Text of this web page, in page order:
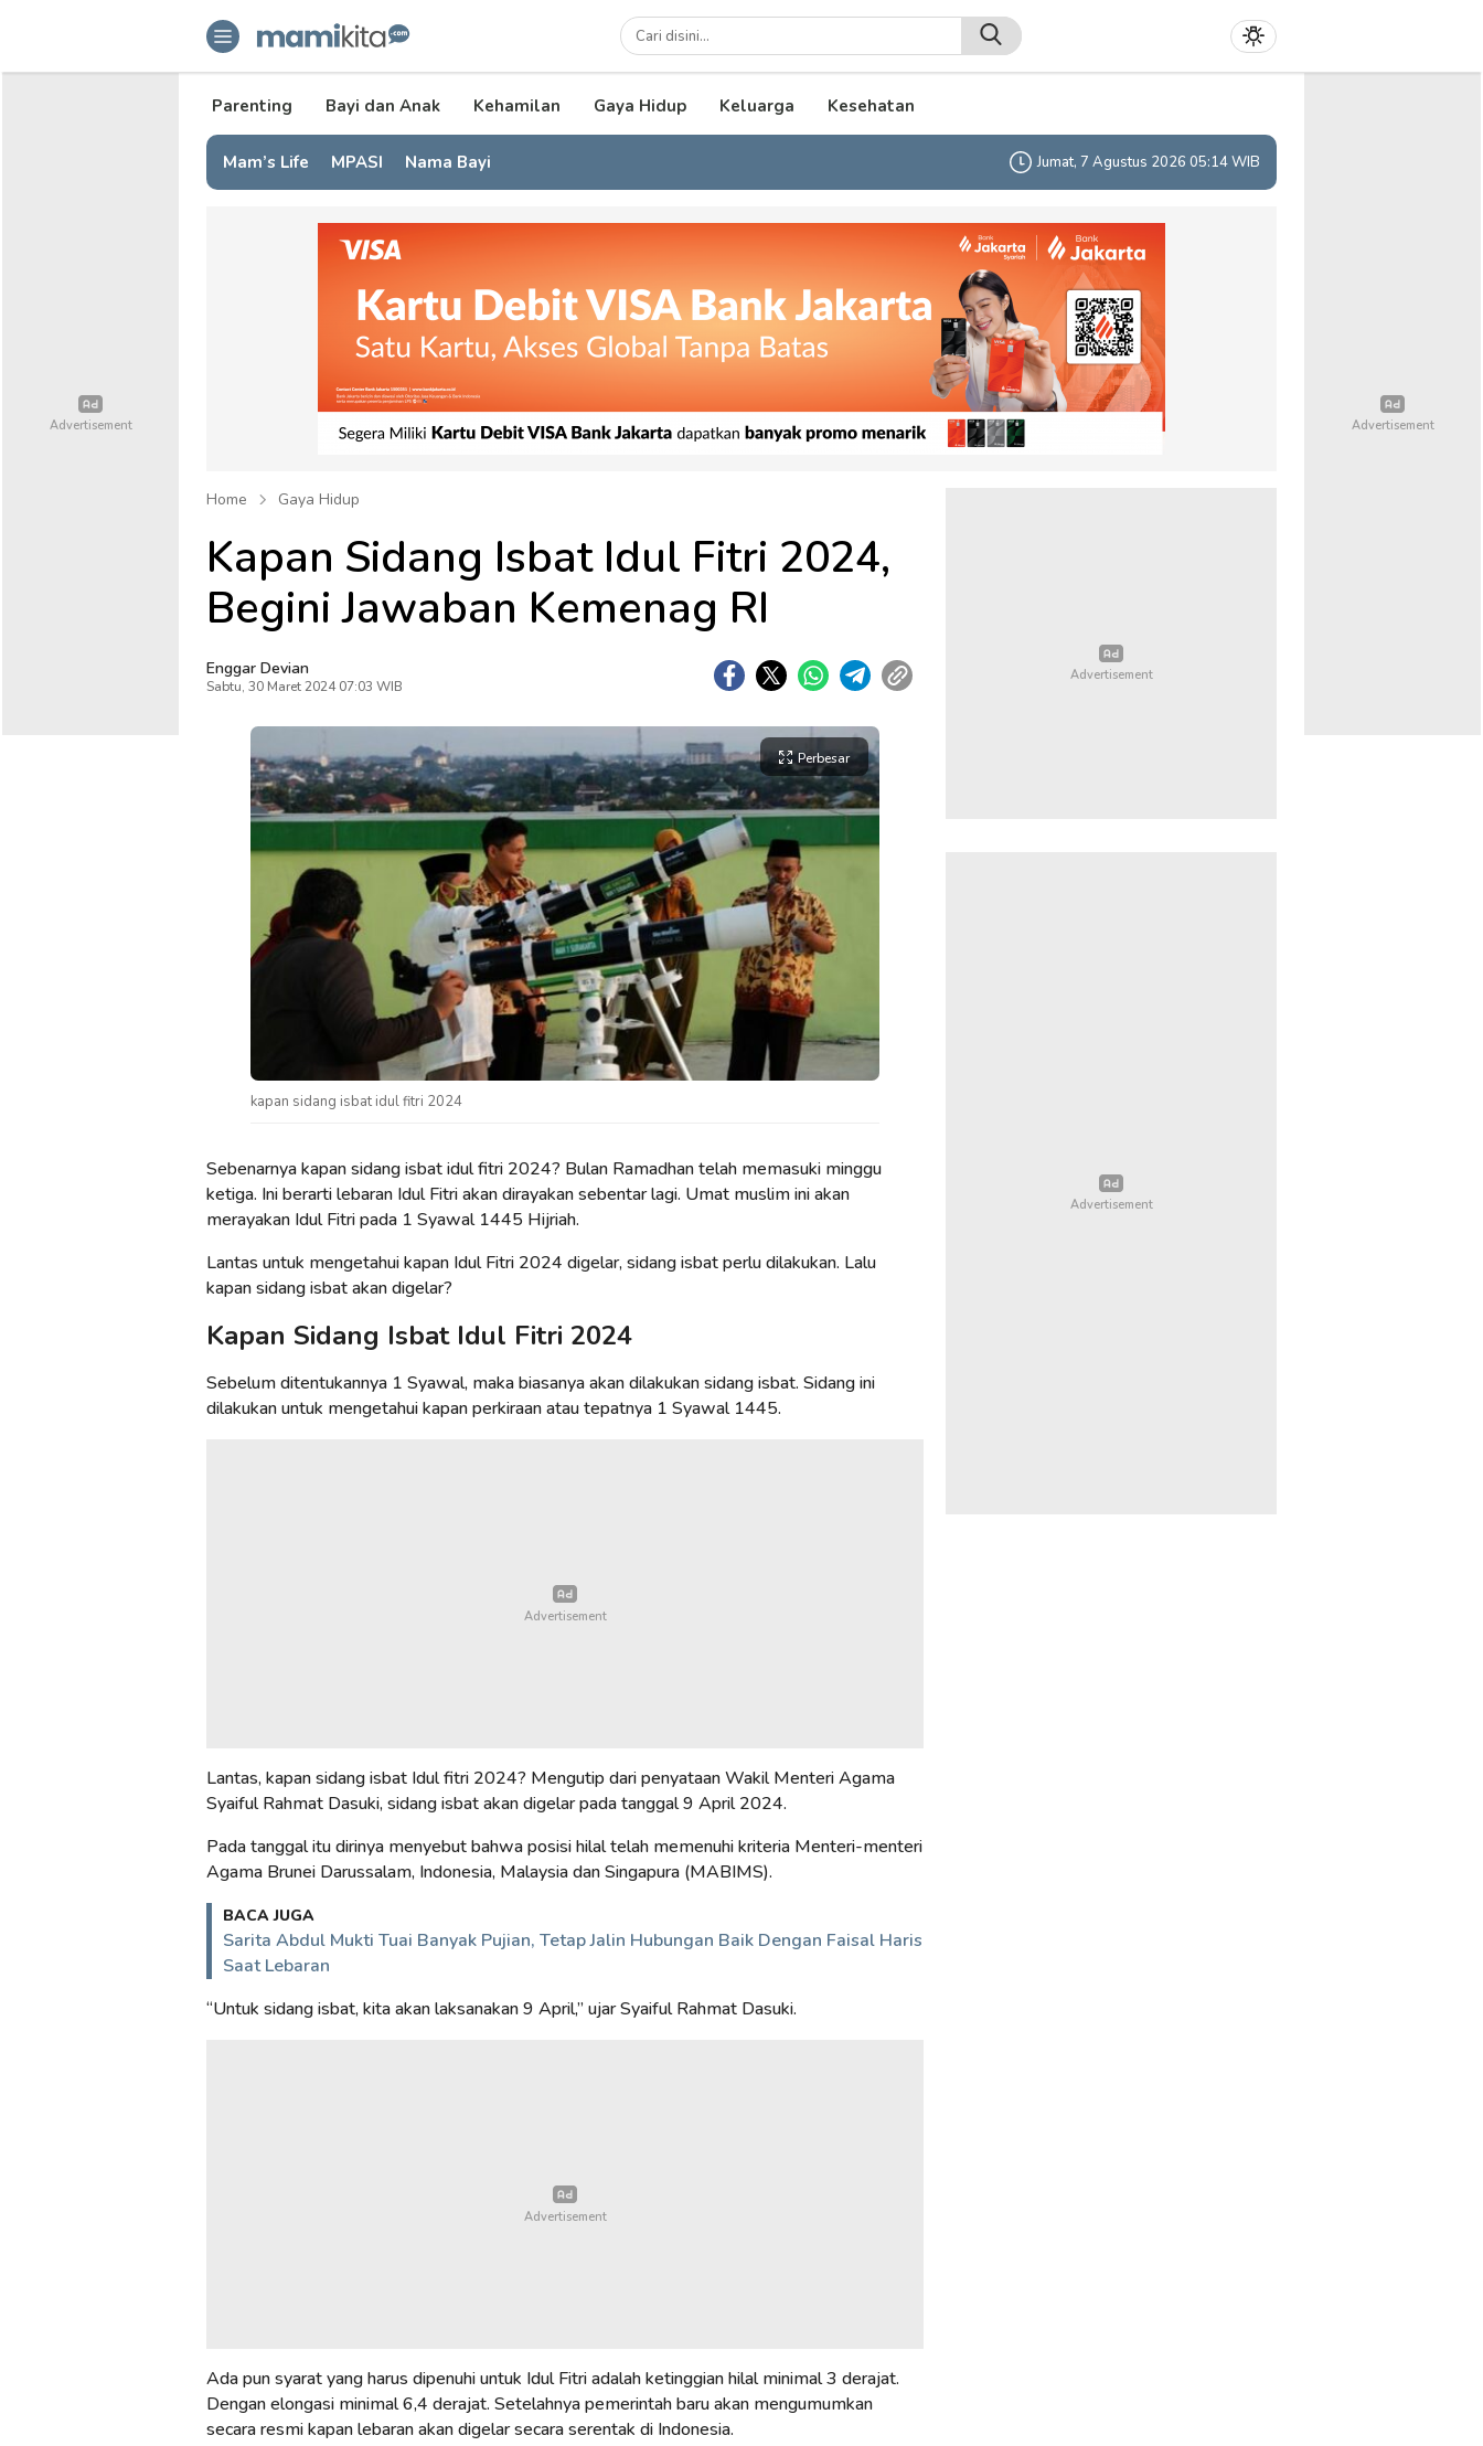
mamikita.com
Informasi Parenting untuk Mami Milenial
Parenting Bayi dan Anak Kehamilan Gaya Hidup Keluarga Kesehatan
Mam’s Life MPASI Nama Bayi Jumat, 7 Agustus 2026 05:14 WIB
Home Gaya Hidup
Kapan Sidang Isbat Idul Fitri 2024,
Begini Jawaban Kemenag RI
Enggar Devian
Sabtu, 30 Maret 2024 07:03 WIB
Perbesar
kapan sidang isbat idul fitri 2024
Sebenarnya kapan sidang isbat idul fitri 2024? Bulan Ramadhan telah memasuki minggu
ketiga. Ini berarti lebaran Idul Fitri akan dirayakan sebentar lagi. Umat muslim ini akan
merayakan Idul Fitri pada 1 Syawal 1445 Hijriah.
Lantas untuk mengetahui kapan Idul Fitri 2024 digelar, sidang isbat perlu dilakukan. Lalu
kapan sidang isbat akan digelar?
Kapan Sidang Isbat Idul Fitri 2024
Sebelum ditentukannya 1 Syawal, maka biasanya akan dilakukan sidang isbat. Sidang ini
dilakukan untuk mengetahui kapan perkiraan atau tepatnya 1 Syawal 1445.
Lantas, kapan sidang isbat Idul fitri 2024? Mengutip dari penyataan Wakil Menteri Agama
Syaiful Rahmat Dasuki, sidang isbat akan digelar pada tanggal 9 April 2024.
Pada tanggal itu dirinya menyebut bahwa posisi hilal telah memenuhi kriteria Menteri-menteri
Agama Brunei Darussalam, Indonesia, Malaysia dan Singapura (MABIMS).
BACA JUGA
Sarita Abdul Mukti Tuai Banyak Pujian, Tetap Jalin Hubungan Baik Dengan Faisal Haris
Saat Lebaran
“Untuk sidang isbat, kita akan laksanakan 9 April,” ujar Syaiful Rahmat Dasuki.
Ada pun syarat yang harus dipenuhi untuk Idul Fitri adalah ketinggian hilal minimal 3 derajat.
Dengan elongasi minimal 6,4 derajat. Setelahnya pemerintah baru akan mengumumkan
secara resmi kapan lebaran akan digelar secara serentak di Indonesia.